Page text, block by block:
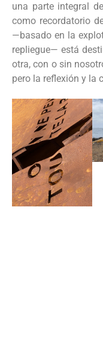
una parte integral
como recordatorio
—basado en la
repliegue— está
otra, con o sin
pero la reflexión y la